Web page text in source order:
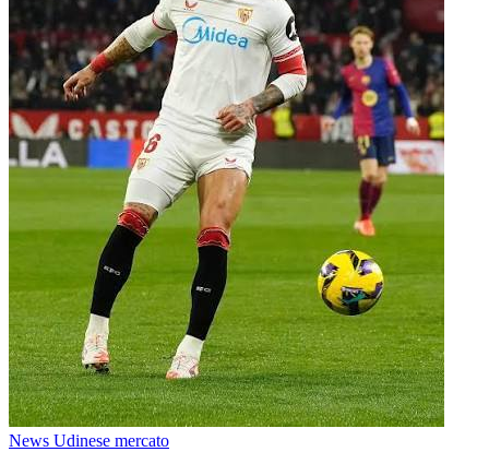
News Udinese mercato